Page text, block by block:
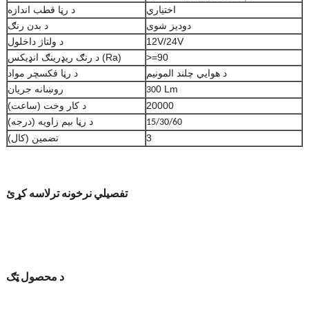
د رڼا قطب اندازه
اختیاري
د بدن رنګ
دودیز شوی
د ولتاژ داخلول
12V/24V
د رنګ ریډرینګ انډیکس (Ra)
>=90
د رڼا فکسچر مواد
د هوايي چلند المونیم
روښانه جریان
300 Lm
د کار وخت (ساعت)
20000
د رڼا بیم زاویه (درجه)
15/30/60
تضمین (کال) 3
تفصيلي نرخونه ترلاسه کړئ
د محصول ټګ